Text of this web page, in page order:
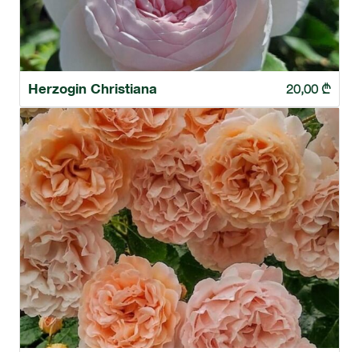
Herzogin Christiana 20,00 ₾